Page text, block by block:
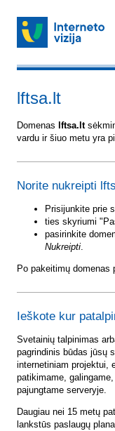
lftsa.lt
Domenas lftsa.lt
vardu ir šiuo metu yra
Norite nukreipti
Prisijunkite prie
ties skyriumi
pasirinkite
Nukreipti.
Po pakeitimų domenas
Ieškote kur
Svetainių talpinimas
pagrindinis būdas jūsų
internetiniam projektui,
patikimame,
pajungtame serveryje.
Daugiau nei 15 metų
lankstūs paslaugų